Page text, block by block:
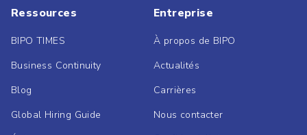
Ressources
BIPO TIMES
Business Continuity
Blog
Global Hiring Guide
Entreprise
À propos de BIPO
Actualités
Carrières
Nous contacter